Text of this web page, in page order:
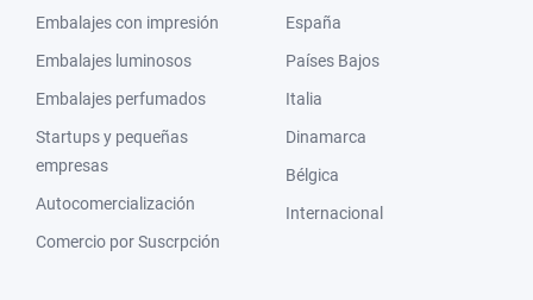
Embalajes con impresión
Embalajes luminosos
Embalajes perfumados
Startups y pequeñas
empresas
Autocomercialización
Comercio por Suscrpción
España
Países Bajos
Italia
Dinamarca
Bélgica
Internacional